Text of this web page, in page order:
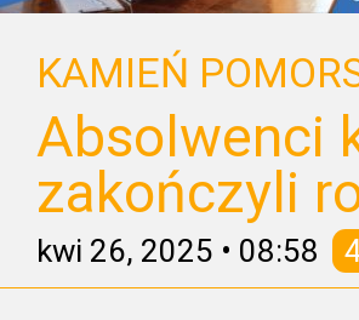
KAMIEŃ
Absolwenci
zakończyli
kwi 26, 2025 • 08:58